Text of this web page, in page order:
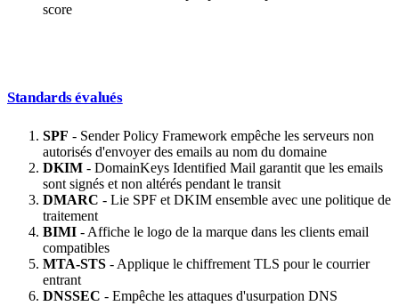
score
Standards évalués
SPF - Sender Policy Framework empêche les serveurs non
autorisés d'envoyer des emails au nom du domaine
DKIM - DomainKeys Identified Mail garantit que les emails
sont signés et non altérés pendant le transit
DMARC - Lie SPF et DKIM ensemble avec une politique de
traitement
BIMI - Affiche le logo de la marque dans les clients email
compatibles
MTA-STS - Applique le chiffrement TLS pour le courrier
entrant
DNSSEC - Empêche les attaques d'usurpation DNS